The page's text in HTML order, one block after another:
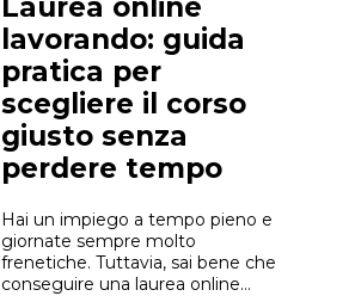
Laurea online
lavorando: guida
pratica per
scegliere il corso
giusto senza
perdere tempo
Hai un impiego a tempo pieno e
giornate sempre molto
frenetiche. Tuttavia, sai bene che
conseguire una laurea online